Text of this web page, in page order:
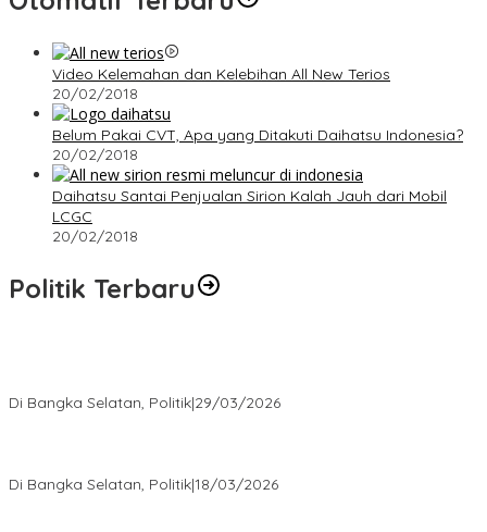
Video Kelemahan dan Kelebihan All New Terios
20/02/2018
Belum Pakai CVT, Apa yang Ditakuti Daihatsu Indonesia?
20/02/2018
Daihatsu Santai Penjualan Sirion Kalah Jauh dari Mobil
LCGC
20/02/2018
Politik Terbaru
Di Bangka Selatan, Politik|29/03/2026
Di Bangka Selatan, Politik|18/03/2026